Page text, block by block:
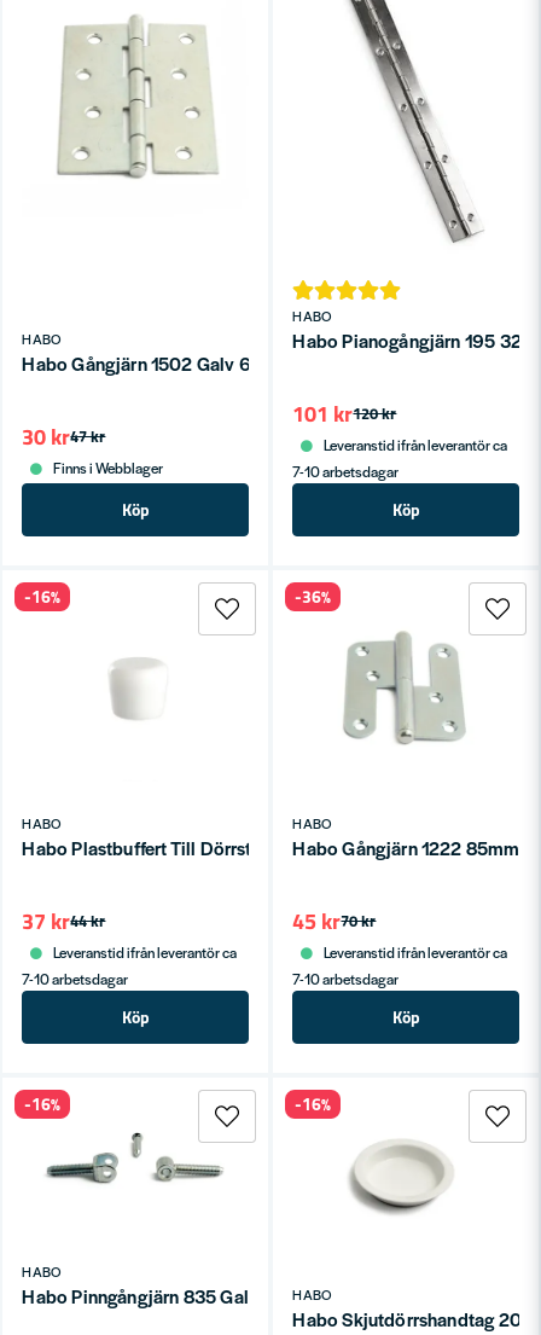
HABO
Habo Gångjärn 1502 Galv 63mm SB
47 kr
30 kr
Finns i Webblager
Köp
HABO
Habo Pianogångjärn 195
120 kr
101 kr
Leveranstid ifrån leverantör ca
7-10 arbetsdagar
Köp
HABO
Habo Plastbuffert Till Dörrstopp 7470 SB
44 kr
37 kr
Leveranstid ifrån leverantör ca
7-10 arbetsdagar
Köp
-16%
HABO
Habo Gångjärn 1222 85mm
70 kr
45 kr
Leveranstid ifrån leverantör ca
7-10 arbetsdagar
Köp
-36%
HABO
Habo Pinngångjärn 835 Galv SB
-16%
HABO
Habo Skjutdörrshandtag 200
-16%